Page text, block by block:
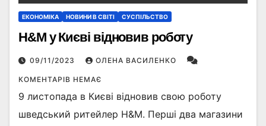
ЕКОНОМІКА НОВИНИ В СВІТІ СУСПІЛЬСТВО
H&M у Києві відновив роботу
09/11/2023 ОЛЕНА ВАСИЛЕНКО
КОМЕНТАРІВ НЕМАЄ
9 листопада в Києві відновив свою роботу
шведський ритейлер H&M. Перші два магазини